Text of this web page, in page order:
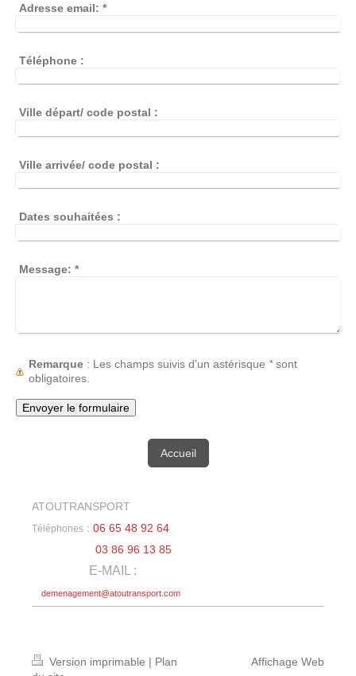
Adresse email: *
Téléphone :
Ville départ/ code postal :
Ville arrivée/ code postal :
Dates souhaitées :
Message: *
Remarque : Les champs suivis d'un astérisque *sont
obligatoires.
Accueil
ATOUTRANSPORT
Téléphones : 06 65 48 92 64
03 86 96 13 85
E-MAIL :
demenagement@atoutransport.com
Version imprimable | Plan
Affichage Web